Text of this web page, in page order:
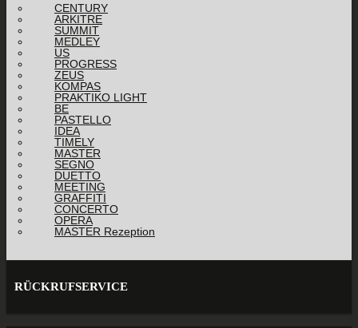
CENTURY
ARKITRE
SUMMIT
MEDLEY
US
PROGRESS
ZEUS
KOMPAS
PRAKTIKO LIGHT
BE
PASTELLO
IDEA
TIMELY
MASTER
SEGNO
DUETTO
MEETING
GRAFFITI
CONCERTO
OPERA
MASTER Rezeption
RÜCKRUFSERVICE